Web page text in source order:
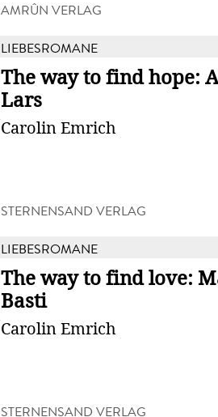
AMRÛN VERLAG
LIEBESROMANE
The way to find hope:
Lars
Carolin Emrich
STERNENSAND VERLAG
LIEBESROMANE
The way to find love:
Basti
Carolin Emrich
STERNENSAND VERLAG